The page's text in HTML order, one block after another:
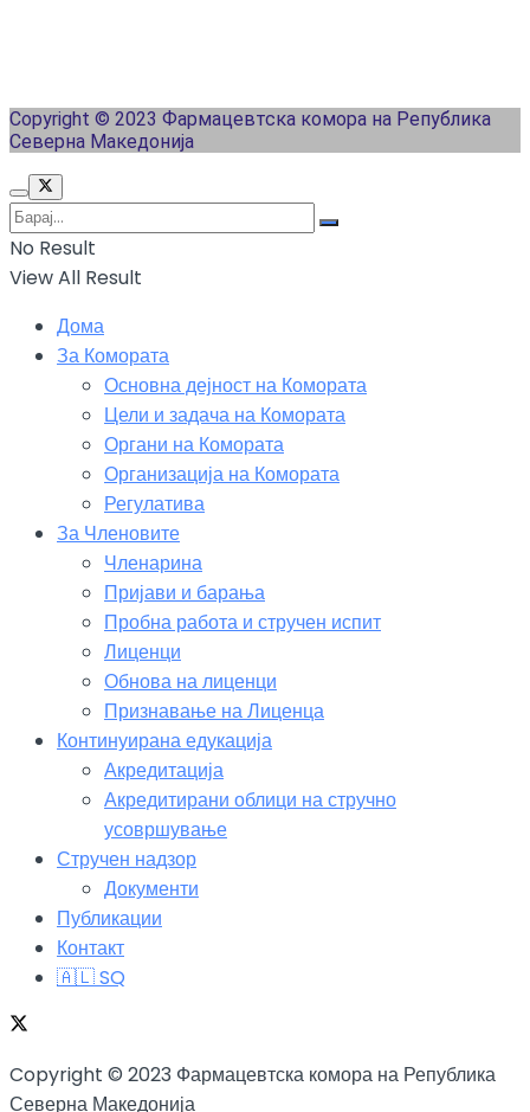
Copyright © 2023 Фармацевтска комора на Република
Северна Македонија
No Result
View All Result
Дома
За Комората
Основна дејност на Комората
Цели и задача на Комората
Органи на Комората
Организација на Комората
Регулатива
За Членовите
Членарина
Пријави и барања
Пробна работа и стручен испит
Лиценци
Обнова на лиценци
Признавање на Лиценца
Континуирана едукација
Акредитација
Акредитирани облици на стручно
усовршување
Стручен надзор
Документи
Публикации
Контакт
🇦🇱 SQ
Copyright © 2023 Фармацевтска комора на Република
Северна Македонија